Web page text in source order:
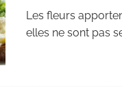
Les fleurs
elles ne sont pas